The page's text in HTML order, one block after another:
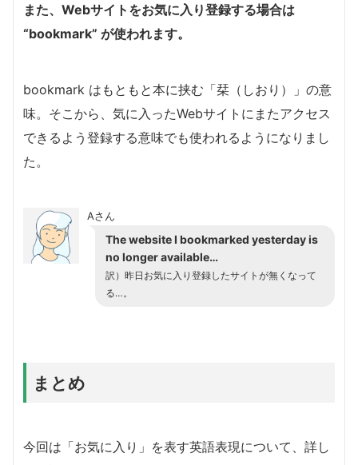
また、Webサイトをお気に入り登録する場合は
“bookmark” が使われます。
bookmark はもともと本に挟む「栞（しおり）」の意
味。そこから、気に入ったWebサイトにまたアクセス
できるよう登録する意味でも使われるようになりまし
た。
Aさん
The website I bookmarked yesterday is
no longer available…
訳）昨日お気に入り登録したサイトが無くなって
る…。
まとめ
今回は「お気に入り」を表す英語表現について、詳し